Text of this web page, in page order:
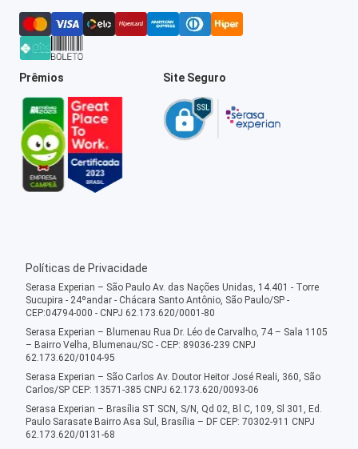
Prêmios Site Seguro
Políticas de Privacidade
Serasa Experian – São Paulo Av. das Nações Unidas, 14.401 - Torre
Sucupira - 24ºandar - Chácara Santo Antônio, São Paulo/SP -
CEP:04794-000 - CNPJ 62.173.620/0001-80
Serasa Experian – Blumenau Rua Dr. Léo de Carvalho, 74 – Sala 1105
– Bairro Velha, Blumenau/SC - CEP: 89036-239 CNPJ
62.173.620/0104-95
Serasa Experian – São Carlos Av. Doutor Heitor José Reali, 360, São
Carlos/SP CEP: 13571-385 CNPJ 62.173.620/0093-06
Serasa Experian – Brasília ST SCN, S/N, Qd 02, Bl C, 109, Sl 301, Ed.
Paulo Sarasate Bairro Asa Sul, Brasília – DF CEP: 70302-911 CNPJ
62.173.620/0131-68